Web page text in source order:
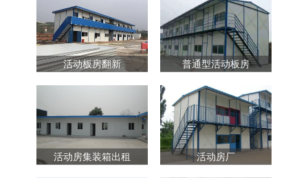
活动板房翻新 普通型活动板房
活动房集装箱出租 活动房厂